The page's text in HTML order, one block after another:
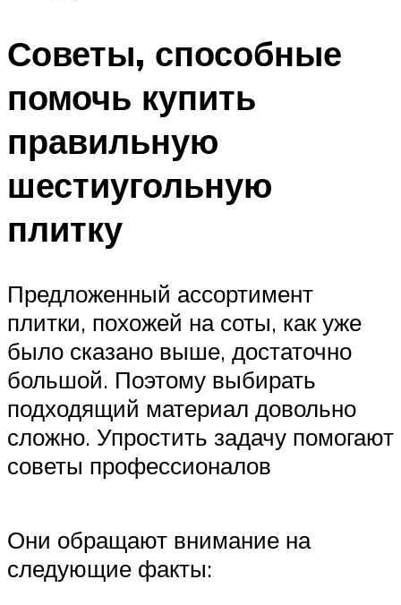
Советы, способные
помочь купить
правильную
шестиугольную
плитку
Предложенный ассортимент
плитки, похожей на соты, как уже
было сказано выше, достаточно
большой. Поэтому выбирать
подходящий материал довольно
сложно. Упростить задачу помогают
советы профессионалов
Они обращают внимание на
следующие факты: